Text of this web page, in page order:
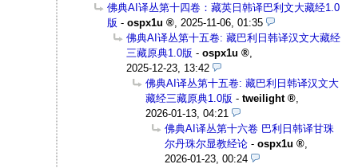
佛典AI译丛第十四卷：藏英日韩译巴利文大藏经1.0
版 - ospx1u
2025-11-06, 01:35
佛典AI译丛第十五卷: 藏巴利日韩译汉文大藏经
三藏原典1.0版 - ospx1u
2025-12-23, 13:42
佛典AI译丛第十五卷: 藏巴利日韩译汉文大
藏经三藏原典1.0版 - tweilight
2026-01-13, 04:21
佛典AI译丛第十六卷 巴利日韩译甘珠
尔丹珠尔显教经论 - ospx1u
2026-01-23, 00:24